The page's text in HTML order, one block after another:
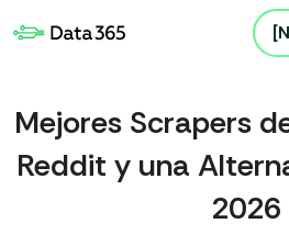
Mejores Scrapers
Reddit y una
2026